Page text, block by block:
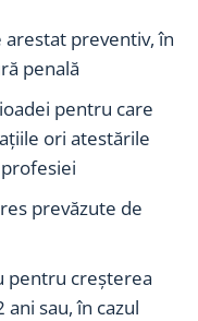
arestat preventiv, în
penală
pentru care
ori atestările
prevăzute de
pentru creşterea
sau, în cazul